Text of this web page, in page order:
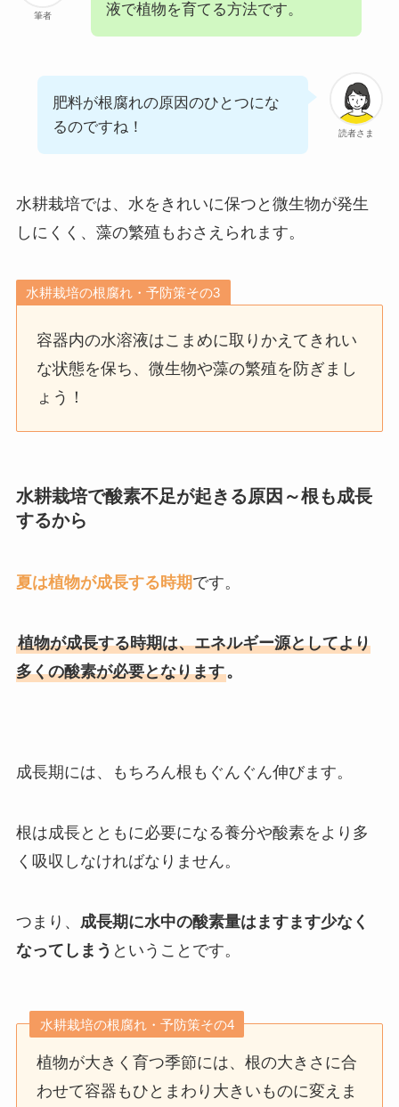
筆者
液で植物を育てる方法です。
読者さま
肥料が根腐れの原因のひとつにな
るのですね！
水耕栽培では、水をきれいに保つと微生物が発生
しにくく、藻の繁殖もおさえられます。
水耕栽培の根腐れ・予防策その3
容器内の水溶液はこまめに取りかえてきれい
な状態を保ち、微生物や藻の繁殖を防ぎまし
ょう！
水耕栽培で酸素不足が起きる原因～根も成長
するから
夏は植物が成長する時期です。
植物が成長する時期は、エネルギー源としてより
多くの酸素が必要となります。
成長期には、もちろん根もぐんぐん伸びます。
根は成長とともに必要になる養分や酸素をより多
く吸収しなければなりません。
つまり、 成長期に水中の酸素量はますます少なく
なってしまう ということです。
水耕栽培の根腐れ・予防策その4
植物が大きく育つ季節には、根の大きさに合
わせて容器もひとまわり大きいものに変えま